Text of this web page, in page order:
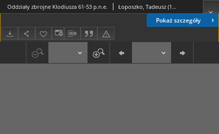
Pokaż szczegóły
Oddziały zbrojne Klodiusza 61-53 p.n.e. Łoposzko, Tadeusz (1929-1994)